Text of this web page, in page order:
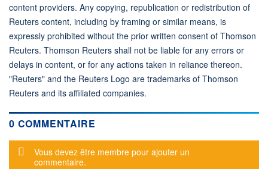
content providers. Any copying, republication or redistribution of
Reuters content, including by framing or similar means, is
expressly prohibited without the prior written consent of Thomson
Reuters. Thomson Reuters shall not be liable for any errors or
delays in content, or for any actions taken in reliance thereon.
"Reuters" and the Reuters Logo are trademarks of Thomson
Reuters and its affiliated companies.
0 COMMENTAIRE
Message d'alerte
Vous devez être membre pour ajouter un
commentaire.